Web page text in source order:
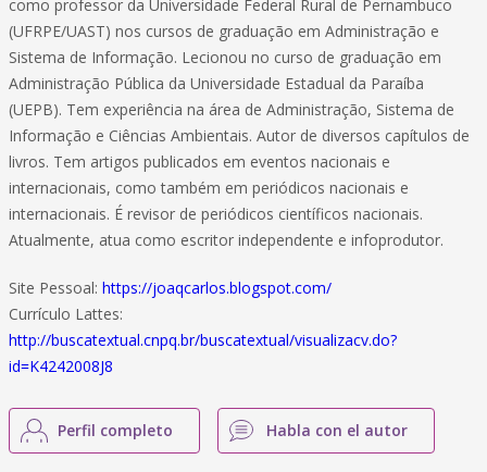
como professor da Universidade Federal Rural de Pernambuco
(UFRPE/UAST) nos cursos de graduação em Administração e
Sistema de Informação. Lecionou no curso de graduação em
Administração Pública da Universidade Estadual da Paraíba
(UEPB). Tem experiência na área de Administração, Sistema de
Informação e Ciências Ambientais. Autor de diversos capítulos de
livros. Tem artigos publicados em eventos nacionais e
internacionais, como também em periódicos nacionais e
internacionais. É revisor de periódicos científicos nacionais.
Atualmente, atua como escritor independente e infoprodutor.
Site Pessoal: https://joaqcarlos.blogspot.com/
Currículo Lattes:
http://buscatextual.cnpq.br/buscatextual/visualizacv.do?
id=K4242008J8
Perfil completo Habla con el autor